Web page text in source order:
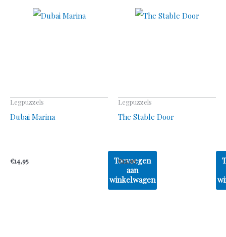
Legpuzzels
Dubai Marina
€14,95
Toevoegen
aan
winkelwagen
Legpuzzels
The Stable Door
€12,95